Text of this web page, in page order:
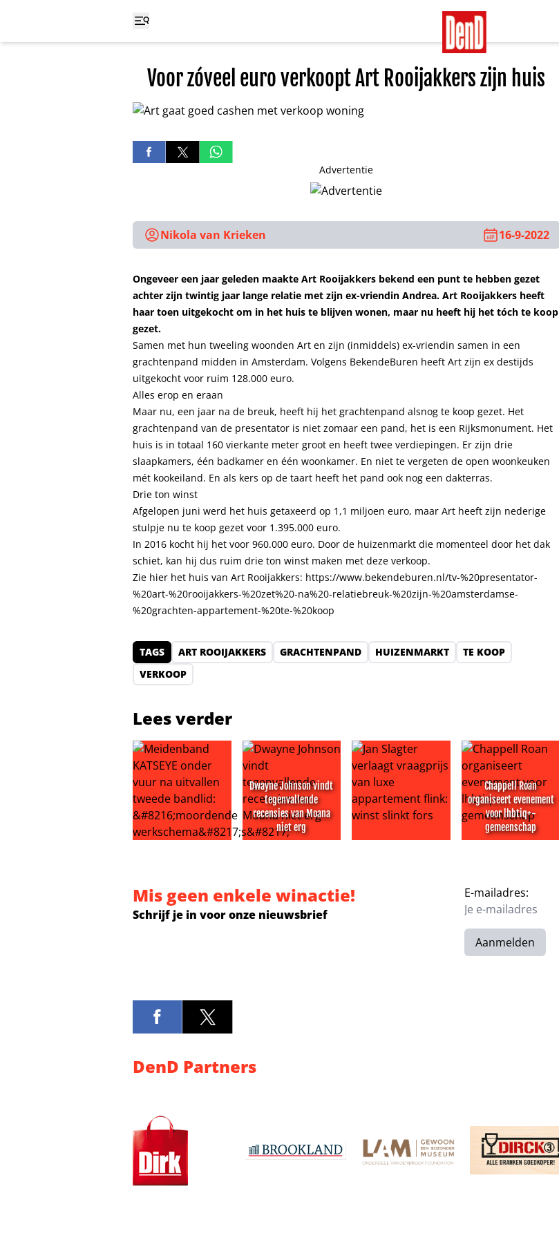
Voor zóveel euro verkoopt Art Rooijakkers zijn huis
Advertentie
Nikola van Krieken 16-9-2022
Ongeveer een jaar geleden maakte Art Rooijakkers bekend een punt te hebben gezet
achter zijn twintig jaar lange relatie met zijn ex-vriendin Andrea. Art Rooijakkers heeft
haar toen uitgekocht om in het huis te blijven wonen, maar nu heeft hij het tóch te koop
gezet.
Samen met hun tweeling woonden Art en zijn (inmiddels) ex-vriendin samen in een
grachtenpand midden in Amsterdam. Volgens BekendeBuren heeft Art zijn ex destijds
uitgekocht voor ruim 128.000 euro.
Alles erop en eraan
Maar nu, een jaar na de breuk, heeft hij het grachtenpand alsnog te koop gezet. Het
grachtenpand van de presentator is niet zomaar een pand, het is een Rijksmonument. Het
huis is in totaal 160 vierkante meter groot en heeft twee verdiepingen. Er zijn drie
slaapkamers, één badkamer en één woonkamer. En niet te vergeten de open woonkeuken
mét kookeiland. En als kers op de taart heeft het pand ook nog een dakterras.
Drie ton winst
Afgelopen juni werd het huis getaxeerd op 1,1 miljoen euro, maar Art heeft zijn nederige
stulpje nu te koop gezet voor 1.395.000 euro.
In 2016 kocht hij het voor 960.000 euro. Door de huizenmarkt die momenteel door het dak
schiet, kan hij dus ruim drie ton winst maken met deze verkoop.
Zie hier het huis van Art Rooijakkers: https://www.bekendeburen.nl/tv-%20presentator-
%20art-%20rooijakkers-%20zet%20-na%20-relatiebreuk-%20zijn-%20amsterdamse-
%20grachten-appartement-%20te-%20koop
TAGS ART ROOIJAKKERS GRACHTENPAND HUIZENMARKT
TE KOOP
VERKOOP
Lees verder
Dwayne Johnson vindt
tegenvallende
recensies van Moana
niet erg
Chappell Roan
organiseert evenement
voor lhbtiq+-
gemeenschap
Mis geen enkele winactie!
Schrijf je in voor onze nieuwsbrief
E-mailadres:
Aanmelden
DenD Partners